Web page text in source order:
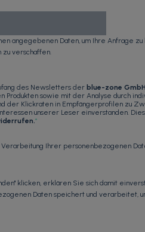
angegebenen Daten, um Ihre Anfrage
zu verschaffen.
des Newsletters der blue-zone GmbH
Produkten sowie mit der Analyse durch
der Klickraten in Empfängerprofilen zu
unserer Leser einverstanden.
.*
Ihrer personenbezogenen
klicken, erklären Sie sich damit
Daten speichert und verarbeitet,